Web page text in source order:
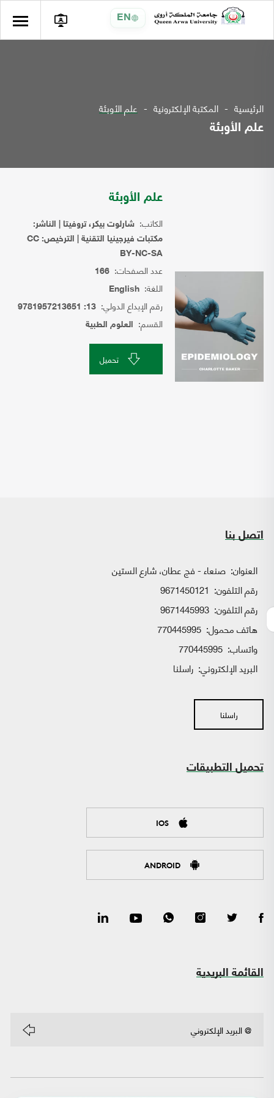
EN
الرئيسية المكتبة الإلكترونية علم الأوبئة
علم الأوبئة
علم الأوبئة
الكاتب: شارلوت بيكر، تروفيتا | الناشر:
مكتبات فيرجينيا التقنية | الترخيص: CC
BY-NC-SA
عدد الصفحات: 166
اللغة: English
رقم الإيداع الدولي: 13: 9781957213651
القسم: العلوم الطبية
تحميل
اتصل بنا
العنوان: صنعاء - فج عطان، شارع الستين
رقم التلفون: 9671450121
رقم التلفون: 9671445993
هاتف محمول: 770445995
واتساب:
البريد الإلكتروني: راسلنا
راسلنا
تحميل التطبيقات
IOS
ANDROID
القائمة البريدية